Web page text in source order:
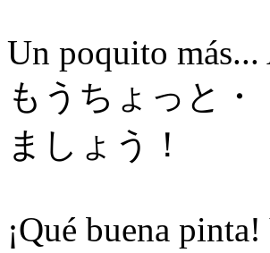
Un poquito
もうちょっと
ましょう！
¡Qué buena